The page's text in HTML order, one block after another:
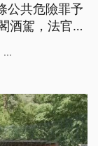
公共危險罪予
酒駕，法官認
。）
...